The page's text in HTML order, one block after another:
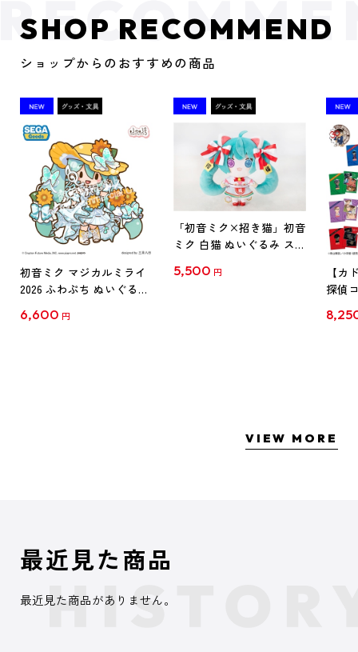
SHOP RECOMMEND
ショップからのおすすめの商品
初音ミク マジカルミライ
2026 ふわぷち ぬいぐるみ
6,600 円
「初音ミク×招き猫」初音
ミク 白猫 ぬいぐるみ スタ
5,500 円
【カ
探偵
クリ
VIEW MORE
最近見た商品
最近見た商品がありません。